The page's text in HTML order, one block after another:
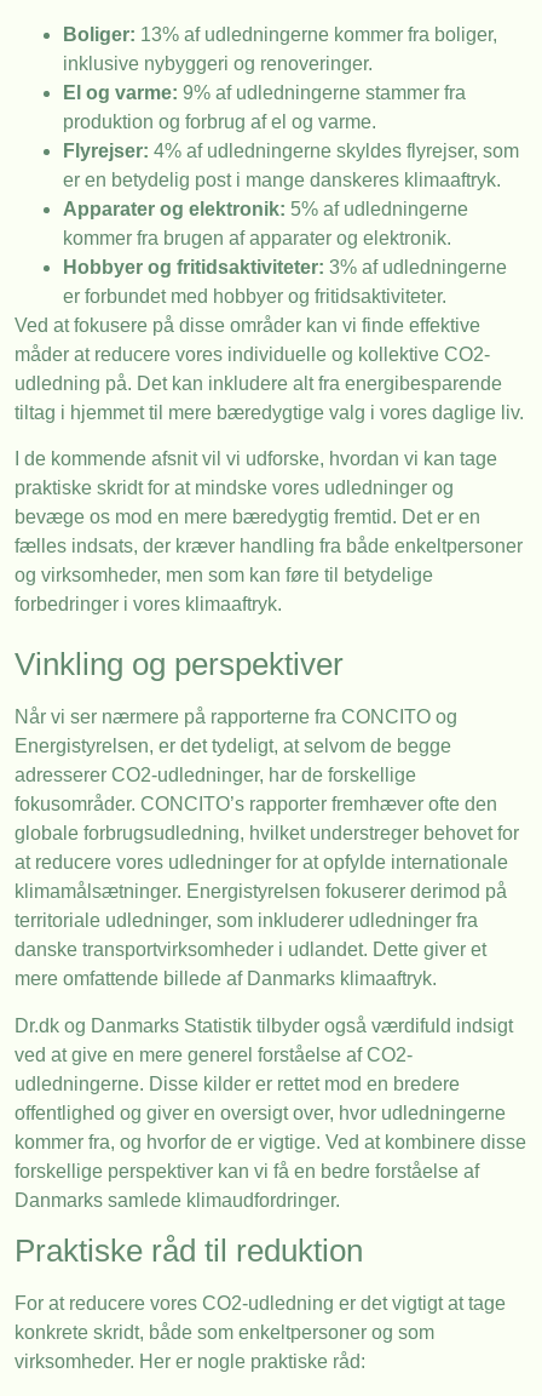
Boliger: 13% af udledningerne kommer fra boliger,
inklusive nybyggeri og renoveringer.
El og varme: 9% af udledningerne stammer fra
produktion og forbrug af el og varme.
Flyrejser: 4% af udledningerne skyldes flyrejser, som
er en betydelig post i mange danskeres klimaaftryk.
Apparater og elektronik: 5% af udledningerne
kommer fra brugen af apparater og elektronik.
Hobbyer og fritidsaktiviteter: 3% af udledningerne
er forbundet med hobbyer og fritidsaktiviteter.
Ved at fokusere på disse områder kan vi finde effektive
måder at reducere vores individuelle og kollektive CO2-
udledning på. Det kan inkludere alt fra energibesparende
tiltag i hjemmet til mere bæredygtige valg i vores daglige liv.
I de kommende afsnit vil vi udforske, hvordan vi kan tage
praktiske skridt for at mindske vores udledninger og
bevæge os mod en mere bæredygtig fremtid. Det er en
fælles indsats, der kræver handling fra både enkeltpersoner
og virksomheder, men som kan føre til betydelige
forbedringer i vores klimaaftryk.
Vinkling og perspektiver
Når vi ser nærmere på rapporterne fra CONCITO og
Energistyrelsen, er det tydeligt, at selvom de begge
adresserer CO2-udledninger, har de forskellige
fokusområder. CONCITO’s rapporter fremhæver ofte den
globale forbrugsudledning, hvilket understreger behovet for
at reducere vores udledninger for at opfylde internationale
klimamålsætninger. Energistyrelsen fokuserer derimod på
territoriale udledninger, som inkluderer udledninger fra
danske transportvirksomheder i udlandet. Dette giver et
mere omfattende billede af Danmarks klimaaftryk.
Dr.dk og Danmarks Statistik tilbyder også værdifuld indsigt
ved at give en mere generel forståelse af CO2-
udledningerne. Disse kilder er rettet mod en bredere
offentlighed og giver en oversigt over, hvor udledningerne
kommer fra, og hvorfor de er vigtige. Ved at kombinere disse
forskellige perspektiver kan vi få en bedre forståelse af
Danmarks samlede klimaudfordringer.
Praktiske råd til reduktion
For at reducere vores CO2-udledning er det vigtigt at tage
konkrete skridt, både som enkeltpersoner og som
virksomheder. Her er nogle praktiske råd: